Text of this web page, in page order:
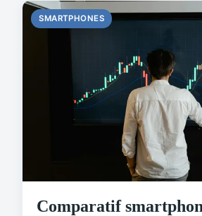
SMARTPHONES
Comparatif